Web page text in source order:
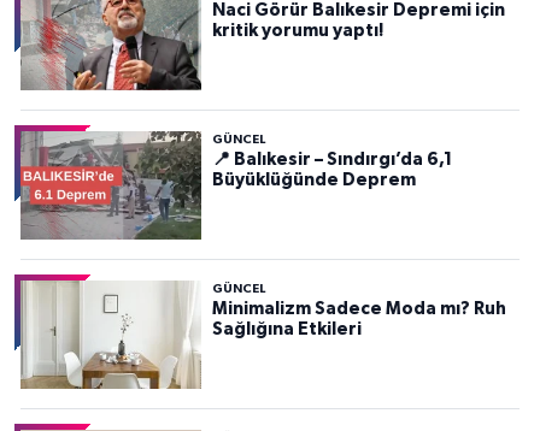
Naci Görür Balıkesir Depremi için
kritik yorumu yaptı!
GÜNCEL
📍 Balıkesir – Sındırgı’da 6,1
Büyüklüğünde Deprem
GÜNCEL
Minimalizm Sadece Moda mı? Ruh
Sağlığına Etkileri